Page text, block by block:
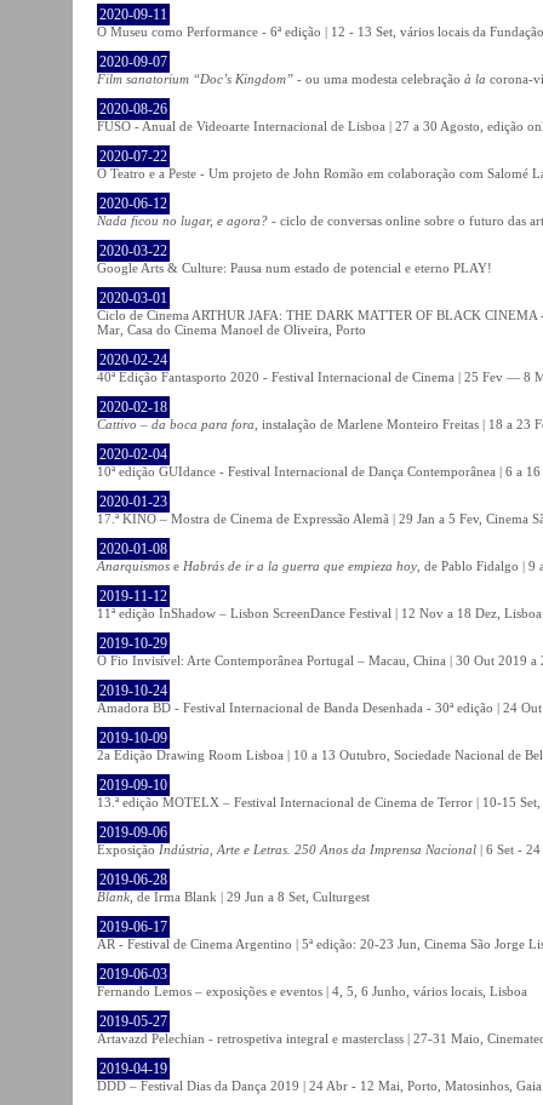
2020-09-11
O Museu como Performance - 6ª edição | 12 - 13 Set, vários locais da
2020-09-07
Film sanatorium “Doc’s Kingdom” - ou uma modesta celebração à la corona-
2020-08-26
FUSO - Anual de Videoarte Internacional de Lisboa | 27 a 30 Agosto, edição
2020-07-22
O Teatro e a Peste - Um projeto de John Romão em colaboração com Salomé
2020-06-12
Nada ficou no lugar, e agora? - ciclo de conversas online sobre o futuro das
2020-03-22
Google Arts & Culture: Pausa num estado de potencial e eterno PLAY!
2020-03-01
Ciclo de Cinema ARTHUR JAFA: THE DARK MATTER OF BLACK
Mar, Casa do Cinema Manoel de Oliveira, Porto
2020-02-24
40ª Edição Fantasporto 2020 - Festival Internacional de Cinema | 25 Fev — 8
2020-02-18
Cattivo – da boca para fora , instalação de Marlene Monteiro Freitas | 18 a
2020-02-04
10ª edição GUIdance - Festival Internacional de Dança Contemporânea | 6 a
2020-01-23
17.ª KINO – Mostra de Cinema de Expressão Alemã | 29 Jan a 5 Fev, Cinema
2020-01-08
Anarquismos e Habrás de ir a la guerra que empieza hoy , de Pablo Fidalgo |
2019-11-12
11ª edição InShadow – Lisbon ScreenDance Festival | 12 Nov a 18 Dez, Lisboa
2019-10-29
O Fio Invisível: Arte Contemporânea Portugal – Macau, China | 30 Out 2019
2019-10-24
Amadora BD - Festival Internacional de Banda Desenhada - 30ª edição | 24
2019-10-09
2a Edição Drawing Room Lisboa | 10 a 13 Outubro, Sociedade Nacional de
2019-09-10
13.ª edição MOTELX – Festival Internacional de Cinema de Terror | 10-15
2019-09-06
Exposição Indústria, Arte e Letras. 250 Anos da Imprensa Nacional | 6 Set -
2019-06-28
Blank , de Irma Blank | 29 Jun a 8 Set, Culturgest
2019-06-17
AR - Festival de Cinema Argentino | 5ª edição: 20-23 Jun, Cinema São Jorge
2019-06-03
Fernando Lemos – exposições e eventos | 4, 5, 6 Junho, vários locais, Lisboa
2019-05-27
Artavazd Pelechian - retrospetiva integral e masterclass | 27-31 Maio,
2019-04-19
DDD – Festival Dias da Dança 2019 | 24 Abr - 12 Mai, Porto, Matosinhos, Gaia